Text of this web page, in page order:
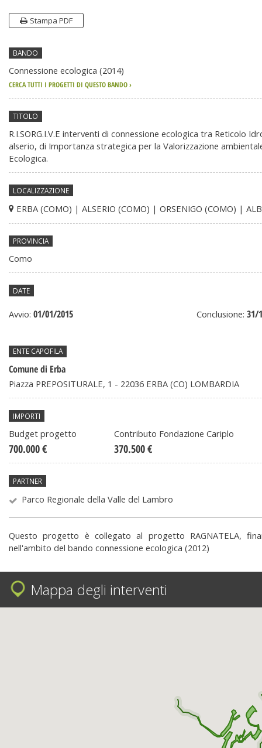
Stampa PDF
generali
BANDO
Connessione ecologica (2014)
CERCA TUTTI I PROGETTI DI QUESTO BANDO ›
TITOLO
R.I.SORG.I.V.E interventi di connessione ecologica tra Reticolo
alserio, di Importanza strategica per la Valorizzazione
Ecologica.
LOCALIZZAZIONE
ERBA (COMO) | ALSERIO (COMO) | ORSENIGO (COMO) |
PROVINCIA
Como
DATE
Avvio: 01/01/2015 Conclusione: 31/
ENTE CAPOFILA
Comune di Erba
Piazza PREPOSITURALE, 1 - 22036 ERBA (CO) LOMBARDIA
IMPORTI
Budget progetto
700.000 €
Contributo Fondazione Cariplo
370.500 €
PARTNER
Parco Regionale della Valle del Lambro
Sinergie
Questo progetto è collegato al progetto RAGNATELA,
nell'ambito del bando connessione ecologica (2012)
Mappa degli interventi